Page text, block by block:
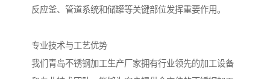
反应釜、管道系统和储罐等关键部位发挥重要作用。
专业技术与工艺优势
我们青岛不锈钢加工生产厂家拥有行业领先的加工设备